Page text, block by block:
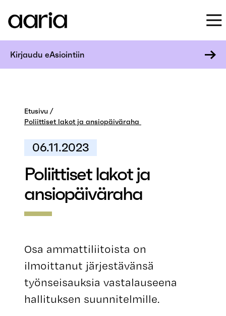
Kirjaudu eAsiointiin
Etusivu
Poliittiset lakot ja ansiopäiväraha
06.11.2023
Poliittiset lakot ja
ansiopäiväraha
Osa ammattiliitoista on
ilmoittanut järjestävänsä
työnseisauksia vastalauseena
hallituksen suunnitelmille.